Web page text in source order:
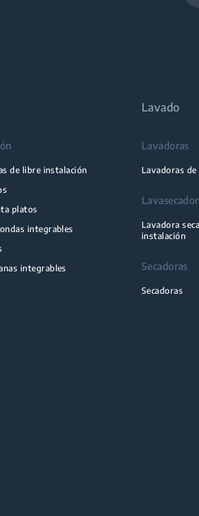
de libre instalación
platos
integrables
integrables
Lavado
Lavadoras
Lavadoras
Lavadora
instalación
Secadoras
Secadoras